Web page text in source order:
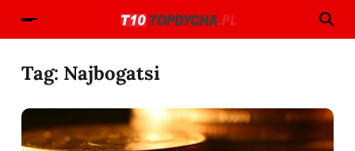
Tag: Najbogatsi